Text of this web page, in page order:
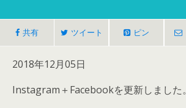
共有 ツイート ピン
2018年12月05日
Instagram＋Facebookを更新しました。